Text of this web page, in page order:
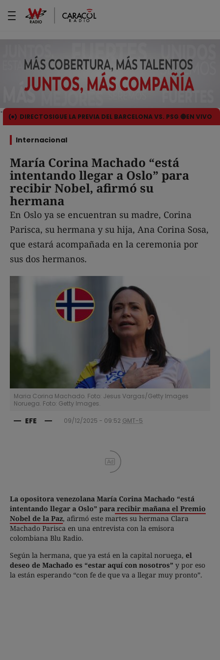
DIRECTOSIGUE LA PREVIA DEL BARCELONA VS. PSG 🔴EN VIVO
Internacional
María Corina Machado “está
intentando llegar a Oslo” para
recibir Nobel, afirmó su
hermana
En Oslo ya se encuentran su madre, Corina
Parisca, su hermana y su hija, Ana Corina Sosa,
que estará acompañada en la ceremonia por
sus dos hermanos.
Maria Corina Machado. Foto: Jesus Vargas/Getty Images
Noruega. Foto: Getty Images.
EFE 09/12/2025 - 09:52 GMT-5
Ad
La opositora venezolana María Corina Machado “está
intentando llegar a Oslo” para recibir mañana el Premio
Nobel de la Paz, afirmó este martes su hermana Clara
Machado Parisca en una entrevista con la emisora
colombiana Blu Radio.
Según la hermana, que ya está en la capital noruega, el
deseo de Machado es “estar aquí con nosotros” y por eso
la están esperando “con fe de que va a llegar muy pronto”.